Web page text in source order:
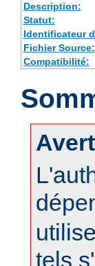
Description:
Statut:
Identificateur
Fichier Source:
Compatibilité:
tels